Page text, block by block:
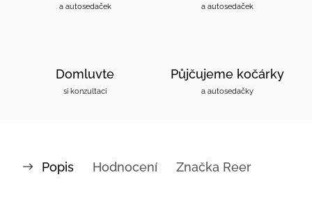
a autosedaček a autosedaček
Domluvte
si konzultaci
Půjčujeme kočárky
a autosedačky
Popis Hodnocení Značka Reer